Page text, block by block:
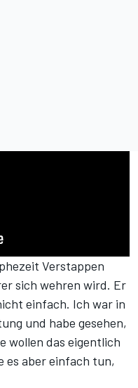
Verstappen
sich wehren wird. Er
einfach. Ich war in
und habe gesehen,
wollen das eigentlich
es aber einfach tun,